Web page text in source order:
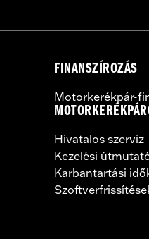
FINANSZÍROZÁS
Motorkerékpár-
Hivatalos szerviz
Kezelési
Karbantartási